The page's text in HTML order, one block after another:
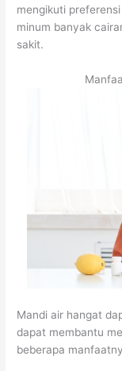
mengikuti
minum banyak
sakit.
Mandi air hangat
dapat membantu
beberapa